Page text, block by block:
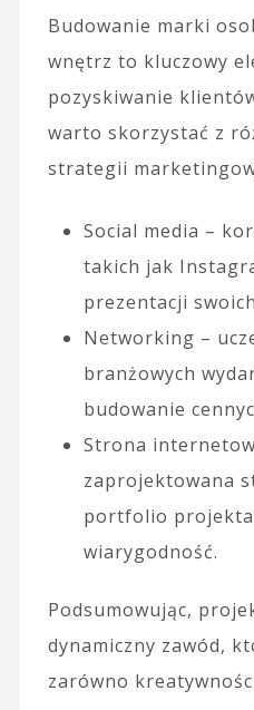
Budowanie marki
wnętrz to kluczowy
pozyskiwanie
warto skorzystać z
strategii
Social media –
takich jak
prezentacji
Networking –
branżowych
budowanie
Strona
zaprojektowana
portfolio
wiarygodność.
Podsumowując,
dynamiczny zawód,
zarówno